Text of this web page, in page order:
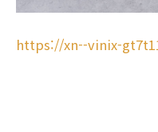
https://xn--vinix-